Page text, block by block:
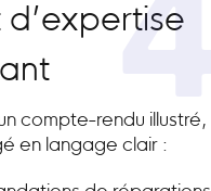
4
compte-rendu illustré,
en langage clair :